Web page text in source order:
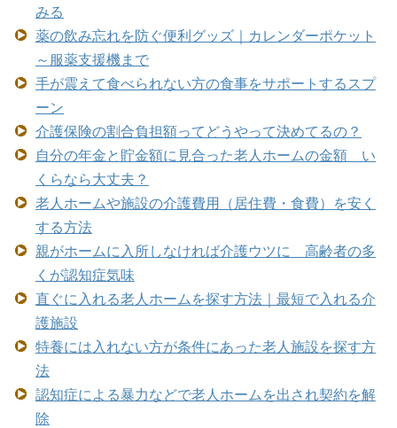
みる
薬の飲み忘れを防ぐ便利グッズ｜カレンダーポケット
～服薬支援機まで
手が震えて食べられない方の食事をサポートするスプ
ーン
介護保険の割合負担額ってどうやって決めてるの？
自分の年金と貯金額に見合った老人ホームの金額 い
くらなら大丈夫？
老人ホームや施設の介護費用（居住費・食費）を安く
する方法
親がホームに入所しなければ介護ウツに 高齢者の多
くが認知症気味
直ぐに入れる老人ホームを探す方法｜最短で入れる介
護施設
特養には入れない方が条件にあった老人施設を探す方
法
認知症による暴力などで老人ホームを出され契約を解
除